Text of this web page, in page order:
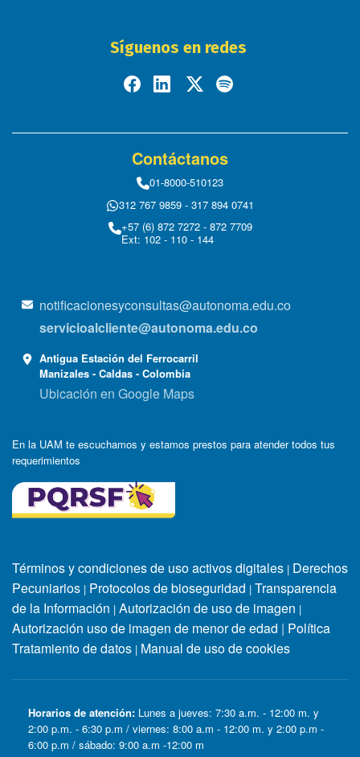
Síguenos en redes
Contáctanos
01-8000-510123
312 767 9859 - 317 894 0741
+57 (6) 872 7272 - 872 7709
Ext: 102 - 110 - 144
notificacionesyconsultas@autonoma.edu.co
servicioalcliente@autonoma.edu.co
Antigua Estación del Ferrocarril
Manizales - Caldas - Colombia
Ubicación en Google Maps
En la UAM te escuchamos y estamos prestos para atender todos tus
requerimientos
Términos y condiciones de uso activos digitales | Derechos
Pecuniarios | Protocolos de bioseguridad | Transparencia
de la Información | Autorización de uso de imagen |
Autorización uso de imagen de menor de edad | Política
Tratamiento de datos | Manual de uso de cookies
Horarios de atención: Lunes a jueves: 7:30 a.m. - 12:00 m. y
2:00 p.m. - 6:30 p.m / viernes: 8:00 a.m - 12:00 m. y 2:00 p.m -
6:00 p.m / sábado: 9:00 a.m -12:00 m